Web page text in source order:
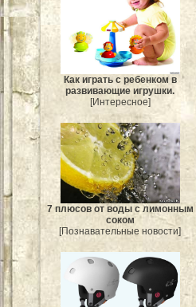
Как играть с ребенком в
развивающие игрушки.
[Интересное]
7 плюсов от воды с лимонным
соком
[Познавательные новости]